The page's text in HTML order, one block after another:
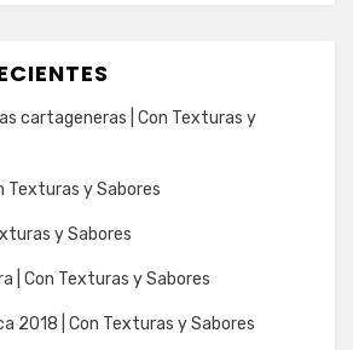
cartageneras | Con Texturas y
Texturas y Sabores
y Sabores
| Con Texturas y Sabores
2018 | Con Texturas y Sabores